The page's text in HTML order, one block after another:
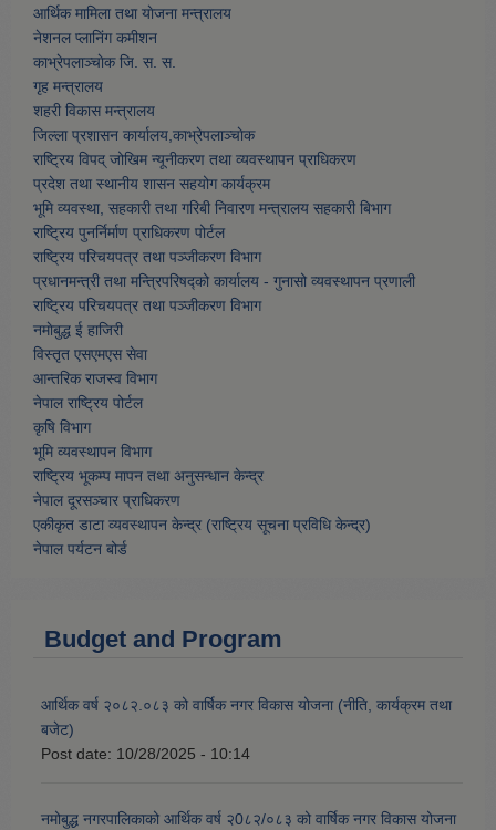
आर्थिक मामिला तथा याेजना मन्त्रालय
नेशनल प्लानिंग कमीशन
काभ्रेपलाञ्चाेक जि. स. स.
गृह मन्त्रालय
शहरी विकास मन्त्रालय
जिल्ला प्रशासन कार्यालय,काभ्रेपलाञ्चाेक
राष्ट्रिय विपद् जोखिम न्यूनीकरण तथा व्यवस्थापन प्राधिकरण
प्रदेश तथा स्थानीय शासन सहयोग कार्यक्रम
भूमि व्यवस्था, सहकारी तथा गरिबी निवारण मन्त्रालय सहकारी बिभाग
राष्ट्रिय पुनर्निर्माण प्राधिकरण पोर्टल
राष्ट्रिय परिचयपत्र तथा पञ्जीकरण विभाग
प्रधानमन्त्री तथा मन्त्रिपरिषद्को कार्यालय - गुनासो व्यवस्थापन प्रणाली
राष्ट्रिय परिचयपत्र तथा पञ्जीकरण विभाग
नमाेबुद्ध ई हाजिरी
विस्तृत एसएमएस सेवा
आन्तरिक राजस्व विभाग
नेपाल राष्ट्रिय पोर्टल
कृषि विभाग
भूमि व्यवस्थापन विभाग
राष्ट्रिय भूकम्प मापन तथा अनुसन्धान केन्द्र
नेपाल दूरसञ्चार प्राधिकरण
एकीकृत डाटा व्यवस्थापन केन्द्र (राष्ट्रिय सूचना प्रविधि केन्द्र)
नेपाल पर्यटन बोर्ड
Budget and Program
आर्थिक वर्ष २०८२.०८३ को वार्षिक नगर विकास योजना (नीति, कार्यक्रम तथा
बजेट)
Post date: 10/28/2025 - 10:14
नमोबुद्ध नगरपालिकाको आर्थिक वर्ष २0८२/०८३ को वार्षिक नगर विकास योजना